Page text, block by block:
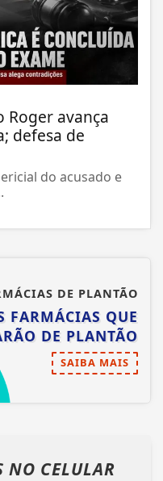
Roger avança
defesa de
do acusado e
DE PLANTÃO
FARMÁCIAS QUE
DE PLANTÃO
SAIBA MAIS
NO CELULAR